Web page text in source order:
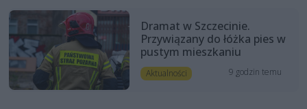
Dramat w Szczecinie.
Przywiązany do łóżka pies w
pustym mieszkaniu
Aktualności 9 godzin temu